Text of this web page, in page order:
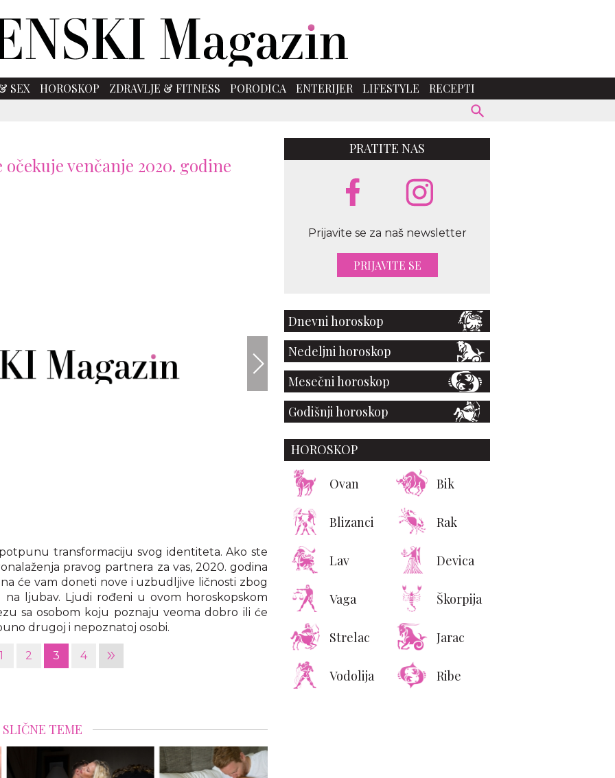
SEX HOROSKOP ZDRAVLJE & FITNESS PORODICA ENTERIJER LIFESTYLE
RECEPTI
venčanje 2020. godine
transformaciju svog identiteta. Ako ste
pravog partnera za vas, 2020. godina
će vam doneti nove i uzbudljive ličnosti zbog
ljubav. Ljudi rođeni u ovom horoskopskom
sa osobom koju poznaju veoma dobro ili će
drugoj i nepoznatoj osobi.
1 2 3 4 »
SLIČNE TEME
PRATITE NAS
Prijavite se za naš newsletter
PRIJAVITE SE
Dnevni horoskop
Nedeljni horoskop
Mesečni horoskop
Godišnji horoskop
HOROSKOP
Ovan Bik
Blizanci Rak
Lav Devica
Vaga Škorpija
Strelac Jarac
Vodolija Ribe